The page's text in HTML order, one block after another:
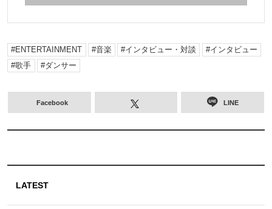
ENTERTAINMENT 音楽 インタビュー・対談
インタビュー
歌手
ダンサー
Facebook LINE
LATEST